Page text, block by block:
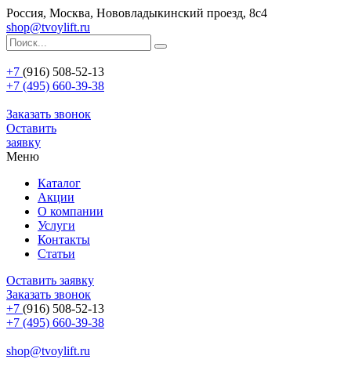
Россия, Москва, Нововладыкинский проезд, 8с4
shop@tvoylift.ru
+7 (916) 508-52-13
+7 (495) 660-39-38
Заказать звонок
Оставить
заявку
Меню
Каталог
Акции
О компании
Услуги
Контакты
Статьи
Оставить заявку
Заказать звонок
+7 (916) 508-52-13
+7 (495) 660-39-38
shop@tvoylift.ru